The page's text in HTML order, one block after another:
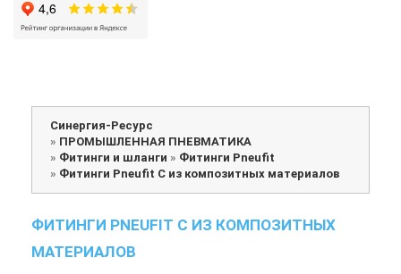
Синергия-Ресурс
» ПРОМЫШЛЕННАЯ ПНЕВМАТИКА
» Фитинги и шланги » Фитинги Pneufit
» Фитинги Pneufit C из композитных материалов
ФИТИНГИ PNEUFIT C ИЗ КОМПОЗИТНЫХ
МАТЕРИАЛОВ